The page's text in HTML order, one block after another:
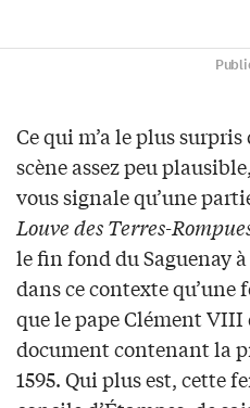
Ce qui m’a le plus
scène assez peu
vous signale qu’une
Louve des Terres-
le fin fond du Saguenay
dans ce contexte
que le pape Clément
document contenant la
1595. Qui plus est, cette